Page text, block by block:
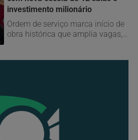
investimento milionário
Ordem de serviço marca início de
obra histórica que amplia vagas,